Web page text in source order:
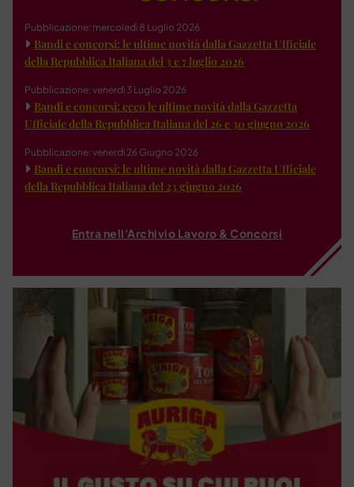
Pubblicazione: mercoledì 8 Luglio 2026
Bandi e concorsi: le ultime novità dalla Gazzetta Ufficiale
della Repubblica Italiana del 3 e 7 luglio 2026
Pubblicazione: venerdì 3 Luglio 2026
Bandi e concorsi: ecco le ultime novità dalla Gazzetta
Ufficiale della Repubblica Italiana del 26 e 30 giugno 2026
Pubblicazione: venerdì 26 Giugno 2026
Bandi e concorsi: le ultime novità dalla Gazzetta Ufficiale
della Repubblica Italiana del 23 giugno 2026
Entra nell'Archivio Lavoro & Concorsi